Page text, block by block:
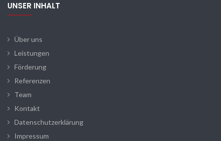
UNSER INHALT
Über uns
Leistungen
Förderung
Referenzen
Team
Kontakt
Datenschutzerklärung
Impressum